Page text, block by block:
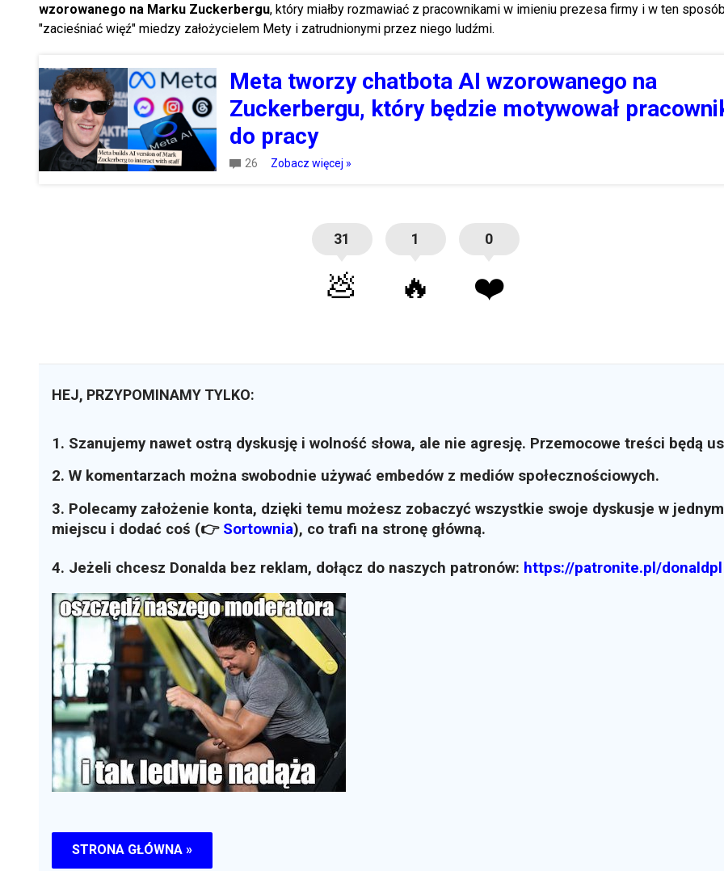
wzorowanego na Marku Zuckerbergu, który miałby rozmawiać z pracownikami w imieniu prezesa firmy i w ten
"zacieśniać więź" miedzy założycielem Mety i zatrudnionymi przez niego ludźmi.
Meta tworzy chatbota AI wzorowanego na
Zuckerbergu, który będzie motywował
do pracy
26 Zobacz więcej »
31
💩
1
🔥
0
❤️
HEJ, PRZYPOMINAMY TYLKO:
1. Szanujemy nawet ostrą dyskusję i wolność słowa, ale nie agresję. Przemocowe treści będą
2. W komentarzach można swobodnie używać embedów z mediów społecznościowych.
3. Polecamy założenie konta, dzięki temu możesz zobaczyć wszystkie swoje dyskusje w jednym
miejscu i dodać coś (👉 Sortownia), co trafi na stronę główną.
4. Jeżeli chcesz Donalda bez reklam, dołącz do naszych patronów: https://patronite.pl/donaldpl
STRONA GŁÓWNA »